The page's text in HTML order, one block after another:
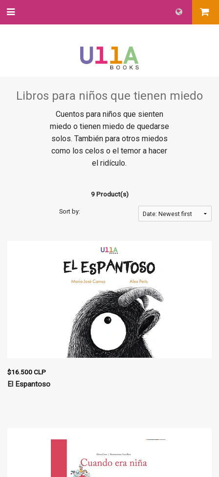
Libros para niños que tienen miedo
Cuentos para niños que sienten
miedo o tienen miedo de quedarse
solos. También para otros miedos
como los celos o el temor a hacer
el ridículo.
9 Product(s)
Sort by:
$16.500 CLP
El Espantoso